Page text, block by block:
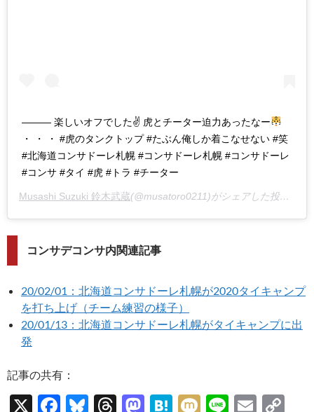
——— 楽しいオフでした✌ 虎とチーター迫力あったなー
・ ・ ・ #虎のタンクトップ #たぶん俺しか着こなせない #笑
#北海道コンサドーレ札幌 #コンサドーレ札幌 #コンサドーレ
#コンサ #タイ #虎 #トラ #チーター
Musashi Suzuki 鈴木武蔵(@musatoro0211)がシェアした投稿 –
コンサデコンサ内関連記事
20/02/01：北海道コンサドーレ札幌が2020タイキャンプ
を打ち上げ（チーム練習の様子）
20/01/13：北海道コンサドーレ札幌がタイキャンプに出
発
記事の共有：
X
F
Bl T
M H
M Li
E